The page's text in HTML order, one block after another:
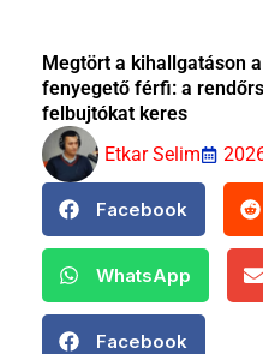
Megtört a kihallgatáson
fenyegető férfi: a
felbujtókat keres
Etkar Selim
Facebook
WhatsApp
Facebook